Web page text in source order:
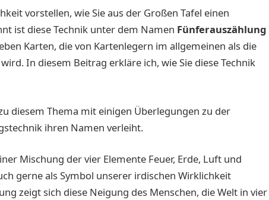
vorstellen, wie Sie aus der Großen Tafel einen
ist diese Technik unter dem Namen Fünferauszählung
Karten, die von Kartenlegern im allgemeinen als die
In diesem Beitrag erkläre ich, wie Sie diese Technik
diesem Thema mit einigen Überlegungen zu der
ihren Namen verleiht.
Mischung der vier Elemente Feuer, Erde, Luft und
gerne als Symbol unserer irdischen Wirklichkeit
zeigt sich diese Neigung des Menschen, die Welt in vier